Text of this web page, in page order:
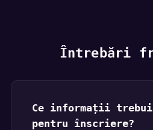
Întrebări
Ce informații
pentru înscriere?